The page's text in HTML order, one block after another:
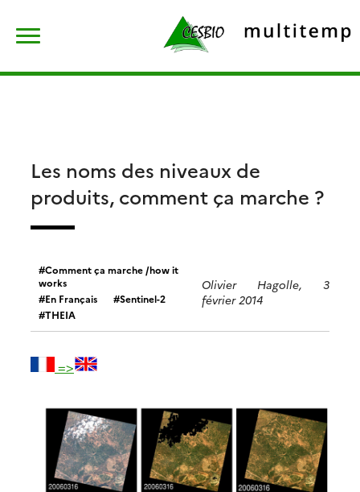
content
Les noms des niveaux de
produits, comment ça marche ?
Comment ça marche /how it
works
En Français
Sentinel-2
THEIA
Olivier Hagolle, 3
février 2014
=>